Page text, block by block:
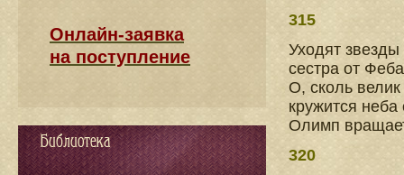
315
Уходят
сестра от
О, сколь
кружится
Олимп
320
Онлайн-заявка
на поступление
Библиотека